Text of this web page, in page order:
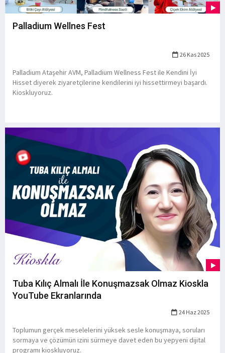
Palladium Wellnes Fest
26 Kas 2025
Palladium Ataşehir AVM, Palladium Wellness Fest ile Kendini İyi
Hisset diyerek ziyaretçilerine kendilerini iyi hissettirmeyi başardı.
Kioskluyoruz.
Tuba Kılıç Almalı İle Konuşmazsak Olmaz Kioskla
YouTube Ekranlarında
24 Haz 2025
Toplumun gerçek meselelerini yüksek sesle konuşmaya, soruları
sormaya ve çözümün izini sürmeye davet eden bu yepyeni dijital
programı kioskluyoruz.